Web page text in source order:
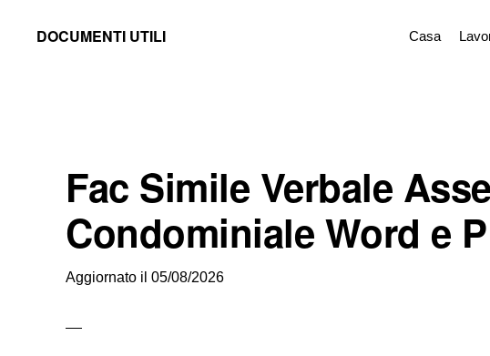
DOCUMENTI UTILI
Stampare
Casa
Fac Simile Verbale
Condominiale Word e
Aggiornato il 05/08/2026